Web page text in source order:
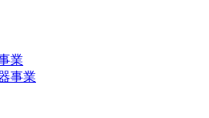
業
事業